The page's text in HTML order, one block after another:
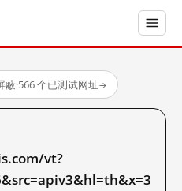
蔽·566 个已测试网址→
vt?